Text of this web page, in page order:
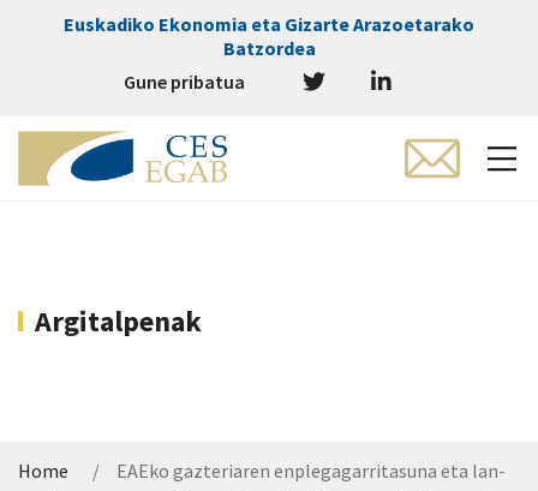
Euskadiko Ekonomia eta Gizarte Arazoetarako
Batzordea
Gune pribatua
Argitalpenak
Home
EAEko gazteriaren enplegagarritasuna eta lan-